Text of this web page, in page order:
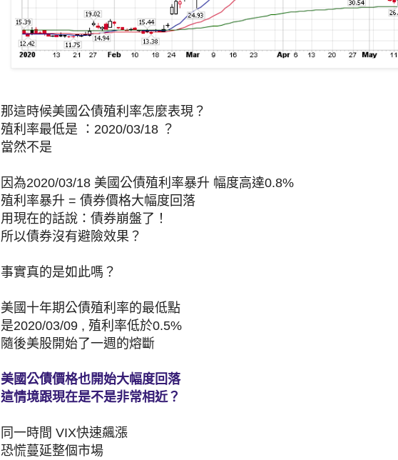
那這時候美國公債殖利率怎麼表現？
殖利率最低是 ：2020/03/18 ？
當然不是
因為2020/03/18 美國公債殖利率暴升 幅度高達0.8%
殖利率暴升 = 債券價格大幅度回落
用現在的話說：債券崩盤了！
所以債券沒有避險效果？
事實真的是如此嗎？
美國十年期公債殖利率的最低點
是2020/03/09 , 殖利率低於0.5%
隨後美股開始了一週的熔斷
美國公債價格也開始大幅度回落
這情境跟現在是不是非常相近？
同一時間 VIX快速飆漲
恐慌蔓延整個市場